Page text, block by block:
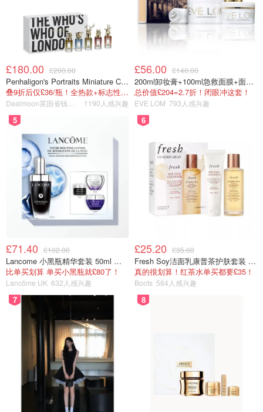
唇唇欲动
£180.00 £200.00
Penhaligon's Portraits Miniature Collection 香氛套装 5瓶装
叠9折后仅£36/瓶！全热款+标志性兽首头
1190人感兴趣
£56.00 £140.00
200ml卸妆膏+100ml急救面膜+面霜+洁颜布
总价值£204=2.7折！闭眼冲这套！
EVE LOM 793人感兴趣
5
£71.40 £102.00
Lancome 小黑瓶精华套装 50ml 价值£162
比单买划算 单买小黑瓶就£80了！
Lancôme UK 632人感兴趣
6
£25.20 £35.00
Fresh Soy洁面乳康普茶护肤套装 100ml
真的很划算！红茶水单买都要£35！
Boots 584人感兴趣
7 8